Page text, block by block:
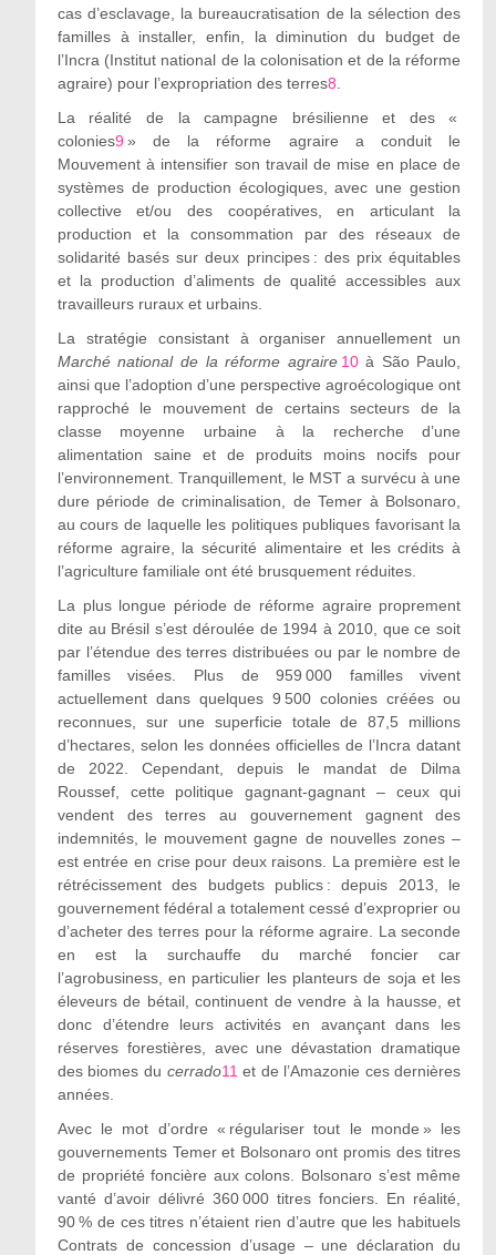
cas d’esclavage, la bureaucratisation de la sélection des
familles à installer, enfin, la diminution du budget de
l’Incra (Institut national de la colonisation et de la réforme
agraire) pour l’expropriation des terres8
La réalité de la campagne brésilienne et des «
colonies9 » de la réforme agraire a conduit le
Mouvement à intensifier son travail de mise en place de
systèmes de production écologiques, avec une gestion
collective et/ou des coopératives, en articulant la
production et la consommation par des réseaux de
solidarité basés sur deux principes : des prix équitables
et la production d’aliments de qualité accessibles aux
travailleurs ruraux et urbains.
La stratégie consistant à organiser annuellement un
Marché national de la réforme agraire 10 à São Paulo,
ainsi que l’adoption d’une perspective agroécologique ont
rapproché le mouvement de certains secteurs de la
classe moyenne urbaine à la recherche d’une
alimentation saine et de produits moins nocifs pour
l’environnement. Tranquillement, le MST a survécu à une
dure période de criminalisation, de Temer à Bolsonaro,
au cours de laquelle les politiques publiques favorisant la
réforme agraire, la sécurité alimentaire et les crédits à
l’agriculture familiale ont été brusquement réduites.
La plus longue période de réforme agraire proprement
dite au Brésil s’est déroulée de 1994 à 2010, que ce soit
par l’étendue des terres distribuées ou par le nombre de
familles visées. Plus de 959 000 familles vivent
actuellement dans quelques 9 500 colonies créées ou
reconnues, sur une superficie totale de 87,5 millions
d’hectares, selon les données officielles de l’Incra datant
de 2022. Cependant, depuis le mandat de Dilma
Roussef, cette politique gagnant-gagnant – ceux qui
vendent des terres au gouvernement gagnent des
indemnités, le mouvement gagne de nouvelles zones –
est entrée en crise pour deux raisons. La première est le
rétrécissement des budgets publics : depuis 2013, le
gouvernement fédéral a totalement cessé d’exproprier ou
d’acheter des terres pour la réforme agraire. La seconde
en est la surchauffe du marché foncier car
l’agrobusiness, en particulier les planteurs de soja et les
éleveurs de bétail, continuent de vendre à la hausse, et
donc d’étendre leurs activités en avançant dans les
réserves forestières, avec une dévastation dramatique
des biomes du cerrado11 et de l’Amazonie ces dernières
années.
Avec le mot d’ordre « régulariser tout le monde » les
gouvernements Temer et Bolsonaro ont promis des titres
de propriété foncière aux colons. Bolsonaro s’est même
vanté d’avoir délivré 360 000 titres fonciers. En réalité,
90 % de ces titres n’étaient rien d’autre que les habituels
Contrats de concession d’usage – une déclaration du